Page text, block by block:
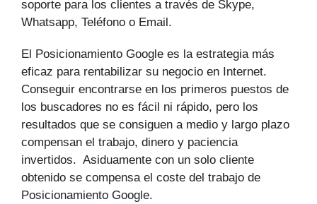
soporte para los clientes a través de Skype,
Whatsapp, Teléfono o Email.
El Posicionamiento Google es la estrategia más
eficaz para rentabilizar su negocio en Internet.
Conseguir encontrarse en los primeros puestos de
los buscadores no es fácil ni rápido, pero los
resultados que se consiguen a medio y largo plazo
compensan el trabajo, dinero y paciencia
invertidos. Asiduamente con un solo cliente
obtenido se compensa el coste del trabajo de
Posicionamiento Google.